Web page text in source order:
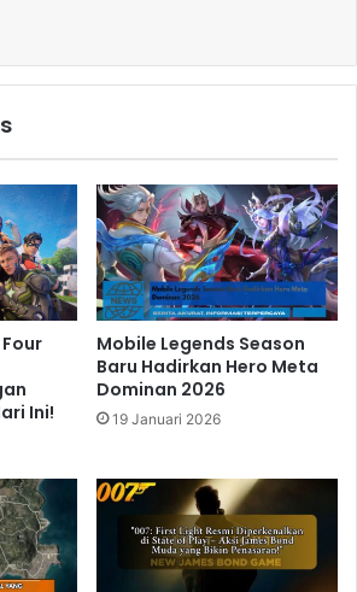
Ini!
Mobile Legends Season
Baru Hadirkan Hero Meta
Dominan 2026
19 Januari 2026